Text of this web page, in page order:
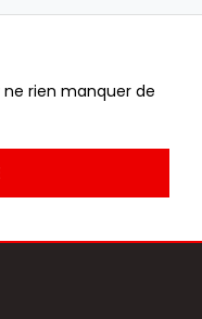
rien manquer de